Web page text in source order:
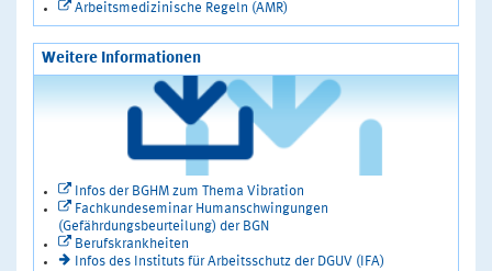
Arbeitsmedizinische Regeln (AMR)
Weitere Informationen
Infos der BGHM zum Thema Vibration
Fachkundeseminar Humanschwingungen
(Gefährdungsbeurteilung) der BGN
Berufskrankheiten
Infos des Instituts für Arbeitsschutz der DGUV (IFA)